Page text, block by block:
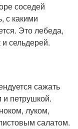
соседей
с какими
Это лебеда,
сельдерей.
сажать
петрушкой.
луком,
салатом.